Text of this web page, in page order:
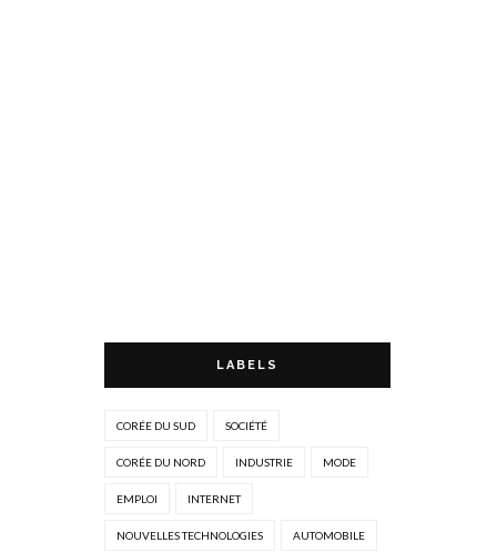
LABELS
CORÉE DU SUD SOCIÉTÉ
CORÉE DU NORD INDUSTRIE MODE
EMPLOI INTERNET
NOUVELLES TECHNOLOGIES AUTOMOBILE